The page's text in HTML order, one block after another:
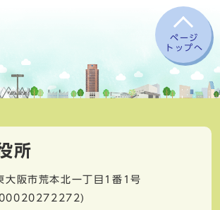
ページ
トップへ
所
大阪市荒本北一丁目1番1号